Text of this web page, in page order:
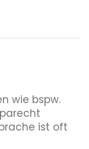
wie bspw.
ist oft